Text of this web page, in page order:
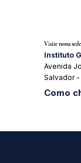
Visite nossa sede
Instituto
Avenida
Salvador -
Como